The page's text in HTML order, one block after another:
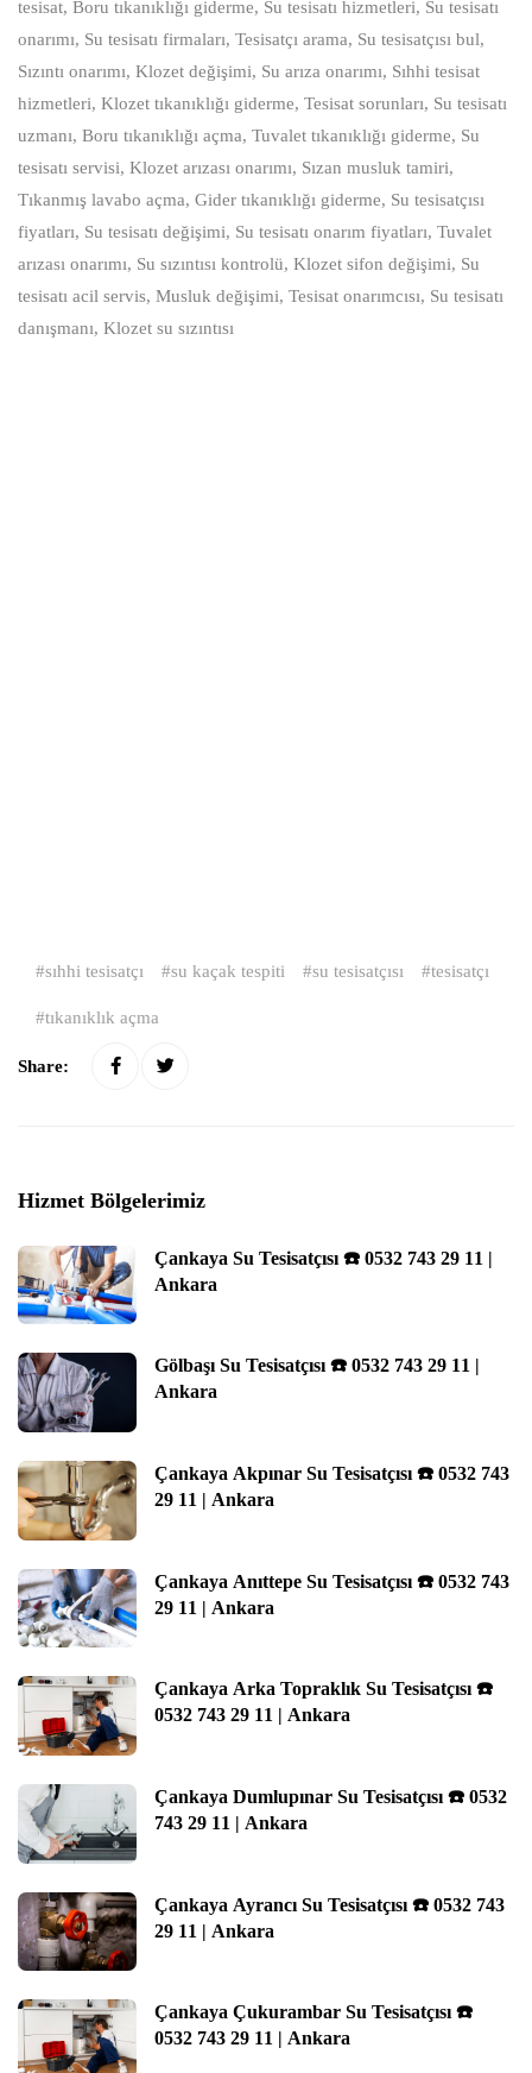
tesisat, Boru tıkanıklığı giderme, Su tesisatı hizmetleri, Su tesisatı
onarımı, Su tesisatı firmaları, Tesisatçı arama, Su tesisatçısı bul,
Sızıntı onarımı, Klozet değişimi, Su arıza onarımı, Sıhhi tesisat
hizmetleri, Klozet tıkanıklığı giderme, Tesisat sorunları, Su tesisatı
uzmanı, Boru tıkanıklığı açma, Tuvalet tıkanıklığı giderme, Su
tesisatı servisi, Klozet arızası onarımı, Sızan musluk tamiri,
Tıkanmış lavabo açma, Gider tıkanıklığı giderme, Su tesisatçısı
fiyatları, Su tesisatı değişimi, Su tesisatı onarım fiyatları, Tuvalet
arızası onarımı, Su sızıntısı kontrolü, Klozet sifon değişimi, Su
tesisatı acil servis, Musluk değişimi, Tesisat onarımcısı, Su tesisatı
danışmanı, Klozet su sızıntısı
sıhhi tesisatçı su kaçak tespiti su tesisatçısı tesisatçı
tıkanıklık açma
Share:
Hizmet Bölgelerimiz
Çankaya Su Tesisatçısı ☎️ 0532 743 29 11 |
Ankara
Gölbaşı Su Tesisatçısı ☎️ 0532 743 29 11 |
Ankara
Çankaya Akpınar Su Tesisatçısı ☎️ 0532 743
29 11 | Ankara
Çankaya Anıttepe Su Tesisatçısı ☎️ 0532 743
29 11 | Ankara
Çankaya Arka Topraklık Su Tesisatçısı ☎️
0532 743 29 11 | Ankara
Çankaya Dumlupınar Su Tesisatçısı ☎️ 0532
743 29 11 | Ankara
Çankaya Ayrancı Su Tesisatçısı ☎️ 0532 743
29 11 | Ankara
Çankaya Çukurambar Su Tesisatçısı ☎️
0532 743 29 11 | Ankara